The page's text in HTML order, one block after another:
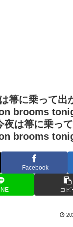
箒に乗って出
brooms
は箒に乗っ
brooms
Facebook
コピ